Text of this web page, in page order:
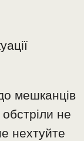
мешканців
не
нехтуйте